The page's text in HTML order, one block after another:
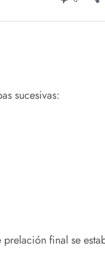
sucesivas:
final se